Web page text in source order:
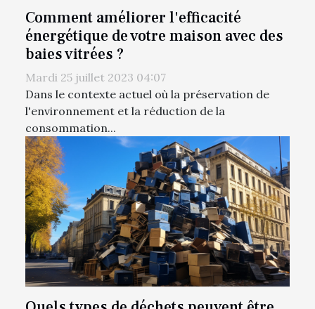
Comment améliorer l'efficacité
énergétique de votre maison avec des
baies vitrées ?
Mardi 25 juillet 2023 04:07
Dans le contexte actuel où la préservation de
l'environnement et la réduction de la
consommation...